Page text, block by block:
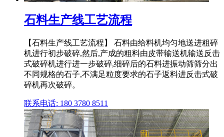
石料生产线工艺流程
【石料生产线工艺流程】 石料由给料机均匀地送进粗碎
机进行初步破碎,然后,产成的粗料由皮带输送机输送反击
式破碎机进行进一步破碎,细碎后的石料进振动筛筛分出
不同规格的石子,不满足粒度要求的石子返料进反击式破
碎机再次破碎。
联系电话: 180 3780 8511